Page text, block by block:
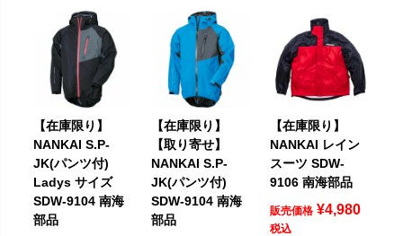
【在庫限り】
NANKAI S.P-
JK(パンツ付)
Ladys サイズ
SDW-9104 南海
部品
【在庫限り】
【取り寄せ】
NANKAI S.P-
JK(パンツ付)
SDW-9104 南海
部品
【在庫限り】
NANKAI レイン
スーツ SDW-
9106 南海部品
販売価格 ¥4,980
税込